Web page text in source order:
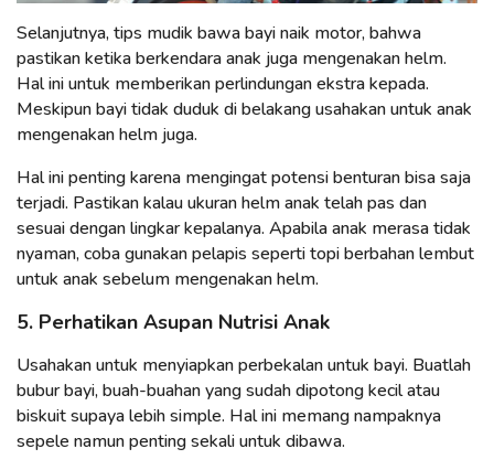
Selanjutnya, tips mudik bawa bayi naik motor, bahwa
pastikan ketika berkendara anak juga mengenakan helm.
Hal ini untuk memberikan perlindungan ekstra kepada.
Meskipun bayi tidak duduk di belakang usahakan untuk anak
mengenakan helm juga.
Hal ini penting karena mengingat potensi benturan bisa saja
terjadi. Pastikan kalau ukuran helm anak telah pas dan
sesuai dengan lingkar kepalanya. Apabila anak merasa tidak
nyaman, coba gunakan pelapis seperti topi berbahan lembut
untuk anak sebelum mengenakan helm.
5. Perhatikan Asupan Nutrisi Anak
Usahakan untuk menyiapkan perbekalan untuk bayi. Buatlah
bubur bayi, buah-buahan yang sudah dipotong kecil atau
biskuit supaya lebih simple. Hal ini memang nampaknya
sepele namun penting sekali untuk dibawa.